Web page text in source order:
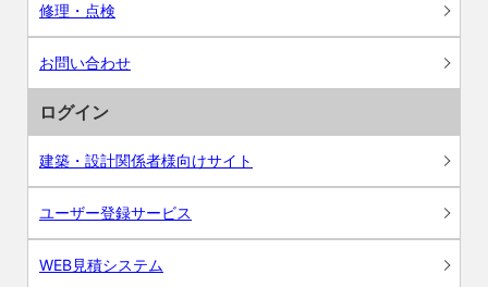
修理・点検
お問い合わせ
ログイン
建築・設計関係者様向けサイト
ユーザー登録サービス
WEB見積システム